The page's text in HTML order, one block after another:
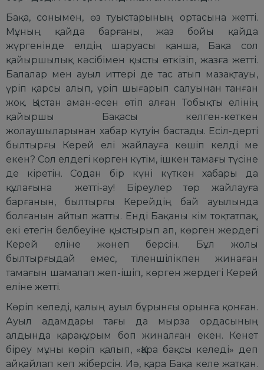
Бақа, сонымен, өз туыстарының ортасына жетті.
Мұның қайда барғаны, жаз бойы қайда
жүргенінде елдің шаруасы қанша, Бақа сол
қайыршылық кәсібімен қысты өткізіп, жазға жетті.
Балалар мен ауыл иттері де тас атып мазақтауы,
үріп қарсы алып, үріп шығарып салуынан танған
жоқ. Қыстан аман-есен өтіп алған Тобықты елінің
қайыршы Бақасы келген-кеткен
жолаушыларынан хабар күтуін бастады. Есіл-дерті
былтырғы Керей елі жайлауға көшіп келді ме
екен? Сол елдегі көрген күтім, ішкен тамағы түсіне
де кіретін. Содан бір күні күткен хабары да
құлағына жетті-ау! Біреулер төр жайлауға
барғанын, былтырғы Керейдің бай ауылында
болғанын айтып жатты. Енді Бақаны кім тоқтатпақ,
екі етегін белбеуіне қыстырып ап, көрген жердегі
Керей еліне жөнеп берсін. Бұл жолы
былтырғыдай емес, тіленшілікпен жинаған
тамағын шамалап жеп-ішіп, көрген жердегі Керей
еліне жетті.
Көріп келеді, қалың ауыл бұрынғы орынға қонған.
Ауыл адамдары тағы да мырза ордасының
алдында қарақұрым боп жиналған екен. Кенет
біреу мұны көріп қалып, «Қара бақсы келеді» деп
айқайлап кеп жіберсін. Иә, қара Бақа келе жатқан.